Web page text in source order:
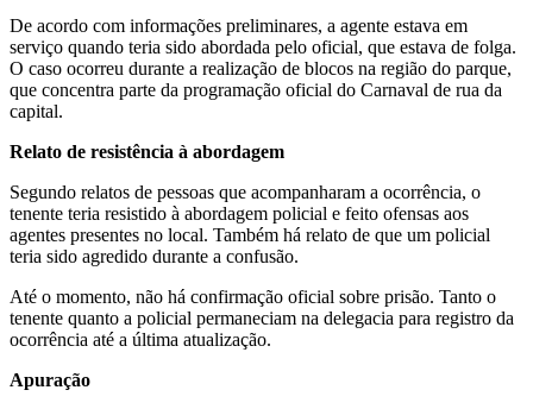
De acordo com informações preliminares, a agente estava em
serviço quando teria sido abordada pelo oficial, que estava de folga.
O caso ocorreu durante a realização de blocos na região do parque,
que concentra parte da programação oficial do Carnaval de rua da
capital.
Relato de resistência à abordagem
Segundo relatos de pessoas que acompanharam a ocorrência, o
tenente teria resistido à abordagem policial e feito ofensas aos
agentes presentes no local. Também há relato de que um policial
teria sido agredido durante a confusão.
Até o momento, não há confirmação oficial sobre prisão. Tanto o
tenente quanto a policial permaneciam na delegacia para registro da
ocorrência até a última atualização.
Apuração